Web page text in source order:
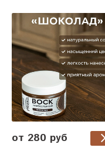
от 280 руб